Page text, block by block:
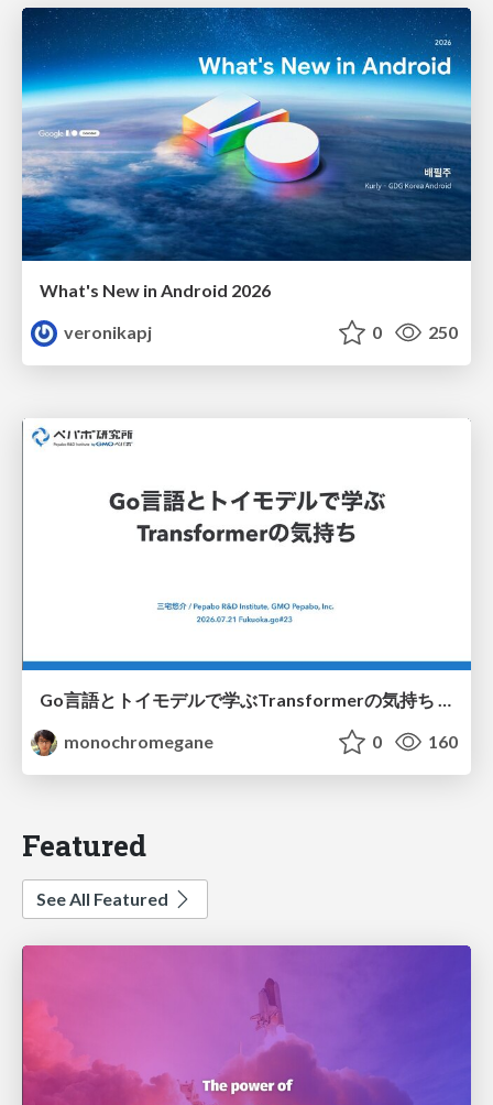
What's New in Android 2026
veronikapj
0 250
Go言語とトイモデルで学ぶTransformerの気持ち / fukuokago23-transformer
monochromegane
0 160
Featured
See All Featured